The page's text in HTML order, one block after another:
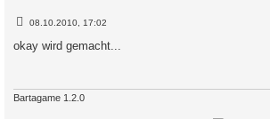
B
i
t
08.10.2010, 17:02
okay wird gemacht...
Bartagame 1.2.0